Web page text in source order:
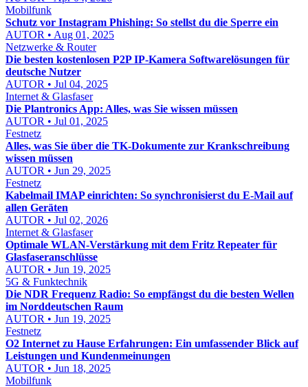
Mobilfunk
Schutz vor Instagram Phishing: So stellst du die Sperre ein
AUTOR • Aug 01, 2025
Netzwerke & Router
Die besten kostenlosen P2P IP-Kamera Softwarelösungen für
deutsche Nutzer
AUTOR • Jul 04, 2025
Internet & Glasfaser
Die Plantronics App: Alles, was Sie wissen müssen
AUTOR • Jul 01, 2025
Festnetz
Alles, was Sie über die TK-Dokumente zur Krankschreibung
wissen müssen
AUTOR • Jun 29, 2025
Festnetz
Kabelmail IMAP einrichten: So synchronisierst du E-Mail auf
allen Geräten
AUTOR • Jul 02, 2026
Internet & Glasfaser
Optimale WLAN-Verstärkung mit dem Fritz Repeater für
Glasfaseranschlüsse
AUTOR • Jun 19, 2025
5G & Funktechnik
Die NDR Frequenz Radio: So empfängst du die besten Wellen
im Norddeutschen Raum
AUTOR • Jun 19, 2025
Festnetz
O2 Internet zu Hause Erfahrungen: Ein umfassender Blick auf
Leistungen und Kundenmeinungen
AUTOR • Jun 18, 2025
Mobilfunk